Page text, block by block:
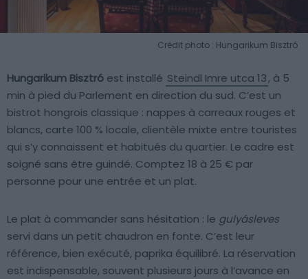
Crédit photo : Hungarikum Bisztró
Hungarikum Bisztró est installé Steindl Imre utca 13, à 5
min à pied du Parlement en direction du sud. C’est un
bistrot hongrois classique : nappes à carreaux rouges et
blancs, carte 100 % locale, clientèle mixte entre touristes
qui s’y connaissent et habitués du quartier. Le cadre est
soigné sans être guindé. Comptez 18 à 25 € par
personne pour une entrée et un plat.
Le plat à commander sans hésitation : le gulyásleves
servi dans un petit chaudron en fonte. C’est leur
référence, bien exécuté, paprika équilibré. La réservation
est indispensable, souvent plusieurs jours à l’avance en